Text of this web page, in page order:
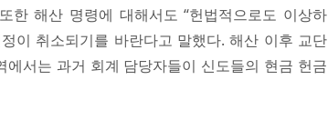
한 해산 명령에 대해서도 “헌법적으로도 이상하
이 취소되기를 바란다고 말했다. 해산 이후 교단
서는 과거 회계 담당자들이 신도들의 현금 헌금